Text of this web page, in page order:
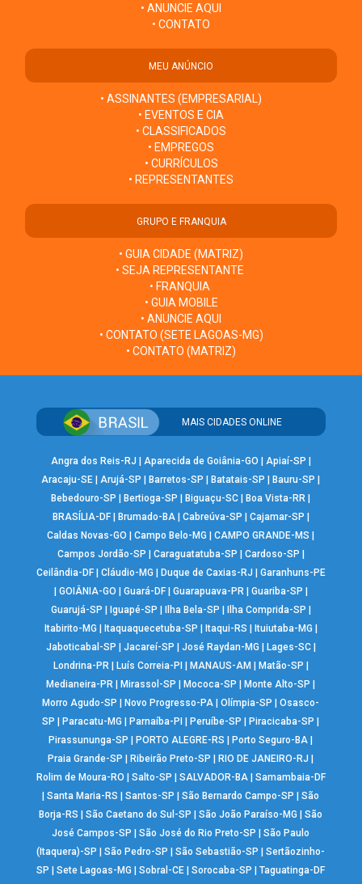
• ANUNCIE AQUI
• CONTATO
MEU ANÚNCIO
• ASSINANTES (EMPRESARIAL)
• EVENTOS E CIA
• CLASSIFICADOS
• EMPREGOS
• CURRÍCULOS
• REPRESENTANTES
GRUPO E FRANQUIA
• GUIA CIDADE (MATRIZ)
• SEJA REPRESENTANTE
• FRANQUIA
• GUIA MOBILE
• ANUNCIE AQUI
• CONTATO (SETE LAGOAS-MG)
• CONTATO (MATRIZ)
MAIS CIDADES ONLINE
Angra dos Reis-RJ Aparecida de Goiânia-GO Apiaí-SP
Aracaju-SE |Arujá-SP Barretos-SP Batatais-SP Bauru-SP
Bebedouro-SP
Bertioga-SP Biguaçu-SC Boa Vista-RR
BRASÍLIA-DF| Brumado-BA| Cabreúva-SP Cajamar-SP
Caldas Novas-GO
|Campo Belo-MG |CAMPO GRANDE-MS
Campos Jordão-SP
Caraguatatuba-SP Cardoso-SP
Ceilândia-DF| Cláudio-MG Duque de Caxias-RJ
Garanhuns-PE
GOIÂNIA-GO Guará-DF| Guarapuava-PR| Guariba-SP
Guarujá-SP
Iguapé-SP Ilha Bela-SP Ilha Comprida-SP
Itabirito-MG
Itaquaquecetuba-SP Itaqui-RS Ituiutaba-MG
Jaboticabal-SP
Jacareí-SP José Raydan-MG Lages-SC|
Londrina-PR| Luís Correia-PI MANAUS-AM Matão-SP
Medianeira-PR
Mirassol-SP Mococa-SP Monte Alto-SP
Morro Agudo-SP
Novo Progresso-PA |Olímpia-SP |Osasco-
SP
Paracatu-MG Parnaíba-PI Peruíbe-SP Piracicaba-SP
Pirassununga-SP
PORTO ALEGRE-RS Porto Seguro-BA
Praia Grande-SP
Ribeirão Preto-SP RIO DE JANEIRO-RJ
Rolim de Moura-RO
Salto-SP SALVADOR-BA| Samambaia-DF
|Santa Maria-RS |Santos-SP |São Bernardo Campo-SP |São
Borja-RS
|São Caetano do Sul-SP |São João Paraíso-MG |São
José Campos-SP
|São José do Rio Preto-SP |São Paulo
(Itaquera)-SP
|São Pedro-SP |São Sebastião-SP |Sertãozinho-
SP
|Sete Lagoas-MG |Sobral-CE |Sorocaba-SP |Taguatinga-DF